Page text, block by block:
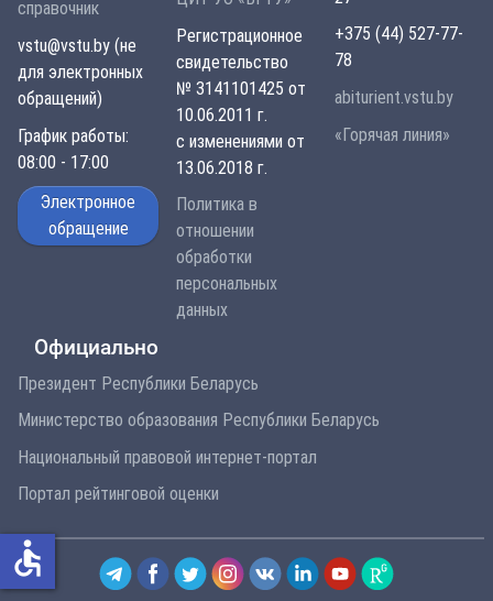
справочник
vstu@vstu.by (не
для электронных
обращений)
График работы:
08:00 - 17:00
Электронное
обращение
Регистрационное
свидетельство
№ 3141101425 от
10.06.2011 г.
с изменениями от
13.06.2018 г.
Политика в
отношении
обработки
персональных
данных
+375 (44) 527-77-
78
abiturient.vstu.by
«Горячая линия»
Официально
Президент Республики Беларусь
Министерство образования Республики Беларусь
Национальный правовой интернет-портал
Портал рейтинговой оценки
accessible